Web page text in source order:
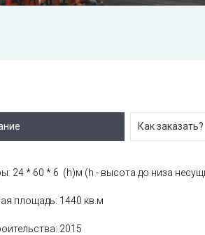
Как заказать?
24 * 60 * 6 (h)м (h - высота до низа
площадь: 1440 кв.м
2015